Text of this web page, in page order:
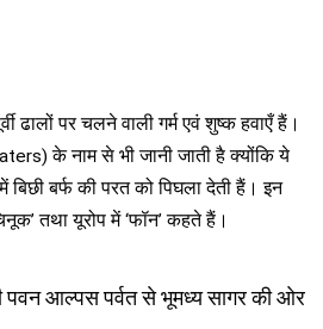
ढालों पर चलने वाली गर्म एवं शुष्क हवाएँ हैं।
के नाम से भी जानी जाती है क्योंकि ये
बिछी बर्फ की परत को पिघला देती हैं। इन
तथा यूरोप में ‘फॉन’ कहते हैं।
पवन आल्पस पर्वत से भूमध्य सागर की ओर